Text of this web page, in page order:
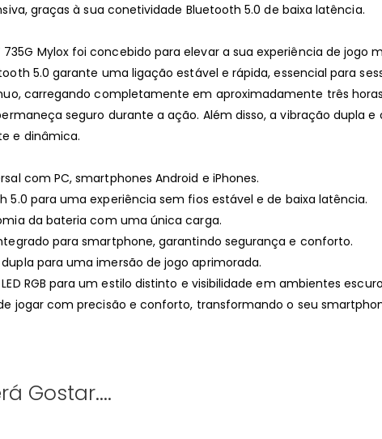
graças à sua conetividade Bluetooth 5.0 de baixa latência.
735G Mylox foi concebido para elevar a sua experiência de
5.0 garante uma ligação estável e rápida, essencial para
carregando completamente em aproximadamente três
seguro durante a ação. Além disso, a vibração dupla
e dinâmica.
com PC, smartphones Android e iPhones.
5.0 para uma experiência sem fios estável e de baixa latência.
da bateria com uma única carga.
para smartphone, garantindo segurança e conforto.
para uma imersão de jogo aprimorada.
RGB para um estilo distinto e visibilidade em ambientes
jogar com precisão e conforto, transformando o seu
Gostar....